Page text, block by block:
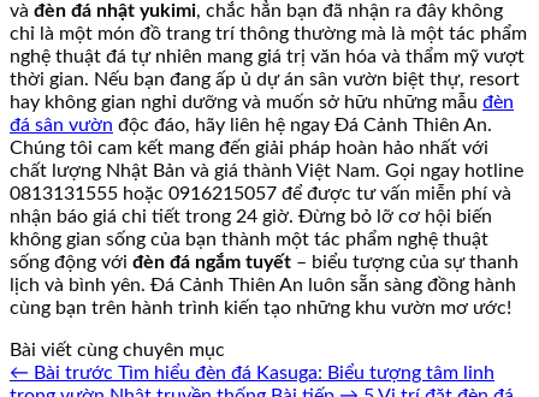
và đèn đá nhật yukimi, chắc hẳn bạn đã nhận ra đây không
chỉ là một món đồ trang trí thông thường mà là một tác phẩm
nghệ thuật đá tự nhiên mang giá trị văn hóa và thẩm mỹ vượt
thời gian. Nếu bạn đang ấp ủ dự án sân vườn biệt thự, resort
hay không gian nghỉ dưỡng và muốn sở hữu những mẫu đèn
đá sân vườn độc đáo, hãy liên hệ ngay Đá Cảnh Thiên An.
Chúng tôi cam kết mang đến giải pháp hoàn hảo nhất với
chất lượng Nhật Bản và giá thành Việt Nam. Gọi ngay hotline
0813131555 hoặc 0916215057 để được tư vấn miễn phí và
nhận báo giá chi tiết trong 24 giờ. Đừng bỏ lỡ cơ hội biến
không gian sống của bạn thành một tác phẩm nghệ thuật
sống động với đèn đá ngắm tuyết – biểu tượng của sự thanh
lịch và bình yên. Đá Cảnh Thiên An luôn sẵn sàng đồng hành
cùng bạn trên hành trình kiến tạo những khu vườn mơ ước!
Bài viết cùng chuyên mục
← Bài trước Tìm hiểu đèn đá Kasuga: Biểu tượng tâm linh